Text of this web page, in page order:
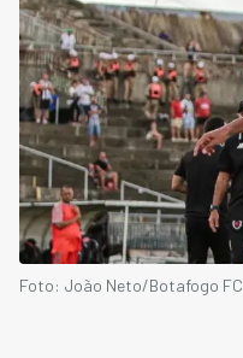
Foto: João Neto/Botafogo FC